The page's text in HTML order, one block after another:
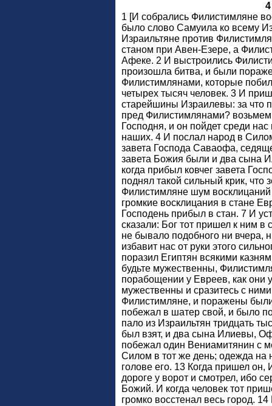
4
1 [И собрались Филистимляне
было слово Самуила ко всему
Израильтяне против
станом при Авен-Езере, а
Афеке. 2 И выстроились
произошла битва, и были
Филистимлянами, которые
четырех тысяч человек. 3 И
старейшины Израилевы: за что
пред Филистимлянами? возьмем
Господня, и он пойдет среди нас
наших. 4 И послал народ в
завета Господа Саваофа,
завета Божия были и два сына
когда прибыл ковчег завета
поднял такой сильный крик,
Филистимляне шум восклицаний
громкие восклицания в стане
Господень прибыл в стан. 7 И
сказали: Бог тот пришел к ним в
не бывало подобного ни вчера,
избавит нас от руки этого
поразил Египтян всякими
будьте мужественны,
порабощении у Евреев, как они
мужественны и сразитесь с
Филистимляне, и поражены
побежал в шатер свой, и было
пало из Израильтян тридцать
был взят, и два сына Илиевы,
побежал один Вениамитянин с
Силом в тот же день; одежда на
голове его. 13 Когда пришел
дороге у ворот и смотрел, ибо
Божий. И когда человек тот
громко восстенал весь город.